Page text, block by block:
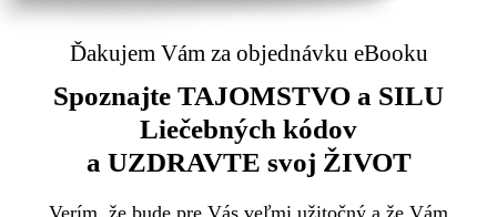
Ďakujem Vám za objednávku eBooku
Spoznajte TAJOMSTVO a SILU
Liečebných kódov
a UZDRAVTE svoj ŽIVOT
Verím, že bude pre Vás veľmi užitočný a že Vám